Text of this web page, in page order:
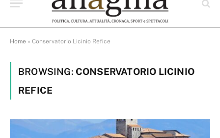
Home » Conservatorio Licinio Refice
BROWSING: CONSERVATORIO LICINIO
REFICE